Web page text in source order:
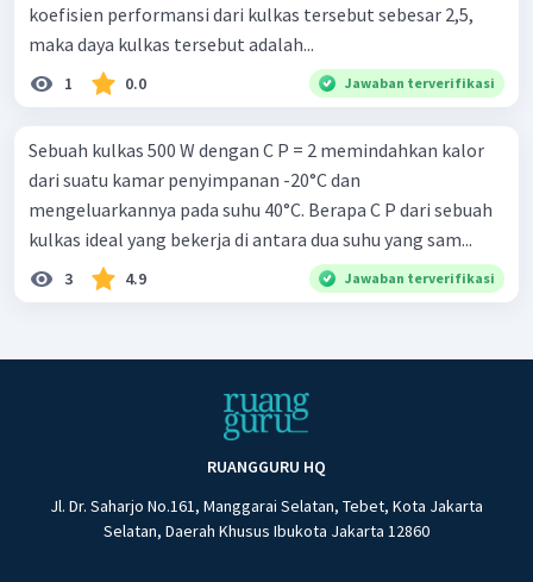
koefisien performansi dari kulkas tersebut sebesar 2,5,
maka daya kulkas tersebut adalah...
1 0.0 Jawaban terverifikasi
Sebuah kulkas 500 W dengan C P = 2 memindahkan kalor
dari suatu kamar penyimpanan -20°C dan
mengeluarkannya pada suhu 40°C. Berapa C P dari sebuah
kulkas ideal yang bekerja di antara dua suhu yang sam...
3 4.9 Jawaban terverifikasi
RUANGGURU HQ
Jl. Dr. Saharjo No.161, Manggarai Selatan, Tebet, Kota Jakarta
Selatan, Daerah Khusus Ibukota Jakarta 12860